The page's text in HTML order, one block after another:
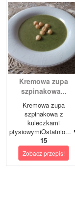
Kremowa zupa
szpinakowa...
Kremowa zupa
szpinakowa z
kuleczkami
ptysiowymiOstatnio...
15
Zobacz przepis!